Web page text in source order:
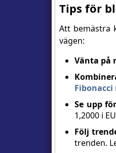
Tips för
Att bemästra
vägen:
Vänta på
Se upp
1,2000 i
Följ
trenden.